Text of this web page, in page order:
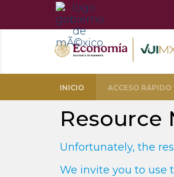
INICIO ACCESO RÁPIDO
Resource
Unfortunately, the
We invite you to use